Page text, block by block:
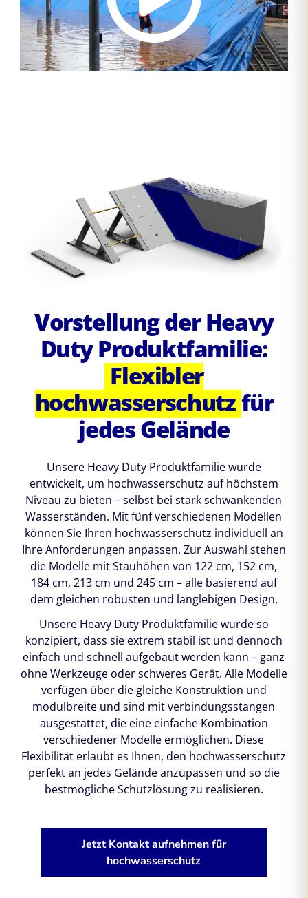
Vorstellung der Heavy
Duty Produktfamilie:
Flexibler
hochwasserschutzfür
jedes Gelände
Unsere Heavy Duty Produktfamilie wurde
entwickelt, um hochwasserschutz auf höchstem
Niveau zu bieten – selbst bei stark schwankenden
Wasserständen. Mit fünf verschiedenen Modellen
können Sie Ihren hochwasserschutz individuell an
Ihre Anforderungen anpassen. Zur Auswahl stehen
die Modelle mit Stauhöhen von 122 cm, 152 cm,
184 cm, 213 cm und 245 cm – alle basierend auf
dem gleichen robusten und langlebigen Design.
Unsere Heavy Duty Produktfamilie wurde so
konzipiert, dass sie extrem stabil ist und dennoch
einfach und schnell aufgebaut werden kann – ganz
ohne Werkzeuge oder schweres Gerät. Alle Modelle
verfügen über die gleiche Konstruktion und
modulbreite und sind mit verbindungsstangen
ausgestattet, die eine einfache Kombination
verschiedener Modelle ermöglichen. Diese
Flexibilität erlaubt es Ihnen, den hochwasserschutz
perfekt an jedes Gelände anzupassen und so die
bestmögliche Schutzlösung zu realisieren.
Jetzt Kontakt aufnehmen für
hochwasserschutz